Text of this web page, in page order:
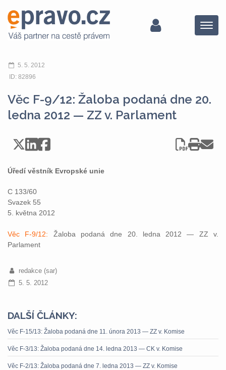
Menu
5. 5. 2012
ID: 82896
Věc F-9/12: Žaloba podaná dne 20.
ledna 2012 — ZZ v. Parlament
Úředí věstník Evropské unie
C 133/60
Svazek 55
5. května 2012
Věc F-9/12: Žaloba podaná dne 20. ledna 2012 — ZZ v.
Parlament
redakce (sar)
5. 5. 2012
DALŠÍ ČLÁNKY:
Věc F-15/13: Žaloba podaná dne 11. února 2013 — ZZ v. Komise
Věc F-3/13: Žaloba podaná dne 14. ledna 2013 — CK v. Komise
Věc F-2/13: Žaloba podaná dne 7. ledna 2013 — ZZ v. Komise